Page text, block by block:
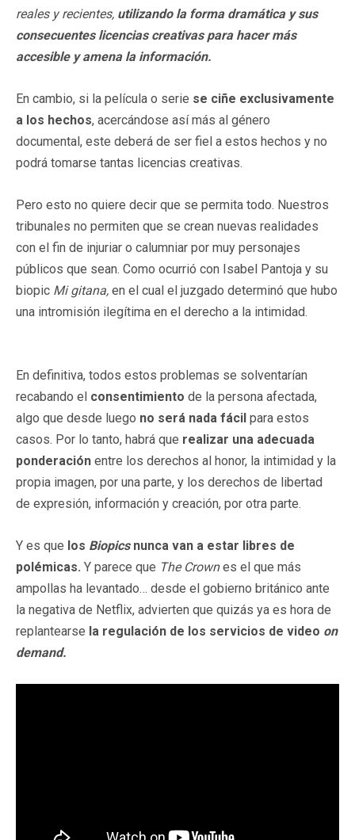
reales y recientes, utilizando la forma dramática y sus
consecuentes licencias creativas para hacer más
accesible y amena la información.
En cambio, si la película o serie se ciñe exclusivamente
a los hechos, acercándose así más al género
documental, este deberá de ser fiel a estos hechos y no
podrá tomarse tantas licencias creativas.
Pero esto no quiere decir que se permita todo. Nuestros
tribunales no permiten que se crean nuevas realidades
con el fin de injuriar o calumniar por muy personajes
públicos que sean. Como ocurrió con Isabel Pantoja y su
biopic Mi gitana, en el cual el juzgado determinó que hubo
una intromisión ilegítima en el derecho a la intimidad.
En definitiva, todos estos problemas se solventarían
recabando el consentimiento de la persona afectada,
algo que desde luego no será nada fácil para estos
casos. Por lo tanto, habrá que realizar una adecuada
ponderación entre los derechos al honor, la intimidad y la
propia imagen, por una parte, y los derechos de libertad
de expresión, información y creación, por otra parte.
Y es que los Biopicsnunca van a estar libres de
polémicas. Y parece que The Crownes el que más
ampollas ha levantado… desde el gobierno británico ante
la negativa de Netflix, advierten que quizás ya es hora de
replantearse la regulación de los servicios de video on
demand.